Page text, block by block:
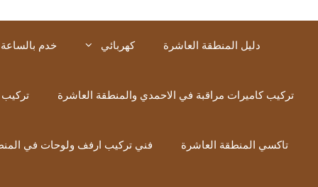
دليل المنطقة العاشرة كهربائي خدم
تركيب كاميرات مراقبة في الاحمدي والمنطقة العاشرة
تاكسي المنطقة العاشرة فني تركيب ارفف ولوحات في